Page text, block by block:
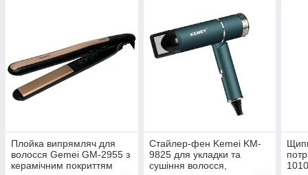
Плойка випрямляч для
волосся Gemei GM-2955 з
керамічним покриттям
Стайлер-фен Kemei KM-
9825 для укладки та
сушіння волосся,